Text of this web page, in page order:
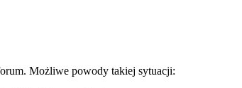
Możliwe powody takiej sytuacji: